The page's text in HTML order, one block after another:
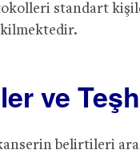
standart
ve
belirtileri